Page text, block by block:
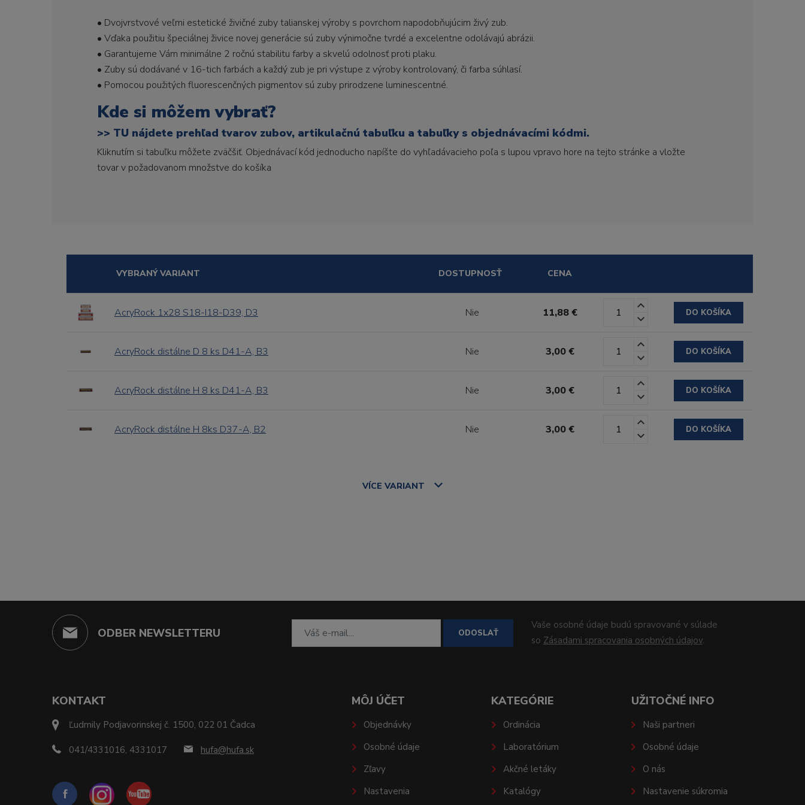
• Dvojvrstvové veľmi estetické živičné zuby talianskej výroby s povrchom napodobňujúcim živý zub.
• Vďaka použitiu špeciálnej živice novej generácie sú zuby výnimočne tvrdé a excelentne odolávajú abrázii.
• Garantujeme Vám minimálne 2 ročnú stabilitu farby a skvelú odolnosť proti plaku.
• Zuby sú dodávané v 16-tich farbách a každý zub je pri výstupe z výroby kontrolovaný, či farba súhlasí.
• Pomocou použitých fluorescenčných pigmentov sú zuby prirodzene luminescentné.
Kde si môžem vybrať?
>> TU nájdete prehľad tvarov zubov, artikulačnú tabuľku a tabuľky s objednávacími kódmi.
Kliknutím si tabuľku môžete zväčšiť. Objednávací kód jednoducho napíšte do vyhľadávacieho poľa s lupou vpravo hore na tejto stránke a vložte
tovar v požadovanom množstve do košíka
VYBRANÝ VARIANT DOSTUPNOSŤ CENA
AcryRock 1x28 S18-I18-D39, D3 Nie 11,88 € DO KOŠÍKA
AcryRock distálne D 8 ks D41-A, B3 Nie 3,00 € DO KOŠÍKA
AcryRock distálne H 8 ks D41-A, B3 Nie 3,00 € DO KOŠÍKA
AcryRock distálne H 8ks D37-A, B2 Nie 3,00 € DO KOŠÍKA
VÍCE VARIANT
ODBER NEWSLETTERU ODOSLAŤ
Vaše osobné údaje budú spravované v súlade
so Zásadami spracovania osobných údajov.
KONTAKT
Ľudmily Podjavorinskej č. 1500, 022 01 Čadca
041/4331016, 4331017 hufa@hufa.sk
MÔJ ÚČET
Objednávky
Osobné údaje
Zľavy
Nastavenia
KATEGÓRIE
Ordinácia
Laboratórium
Akčné letáky
Katalógy
UŽITOČNÉ INFO
Naši partneri
Osobné údaje
O nás
Nastavenie súkromia